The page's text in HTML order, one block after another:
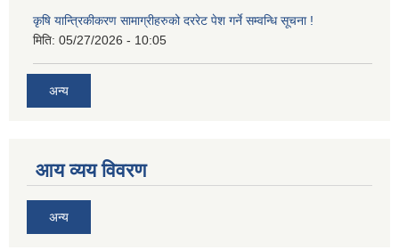
कृषि यान्त्रिकीकरण सामाग्रीहरुको दररेट पेश गर्ने सम्वन्धि सूचना !
मिति: 05/27/2026 - 10:05
अन्य
आय व्यय विवरण
अन्य